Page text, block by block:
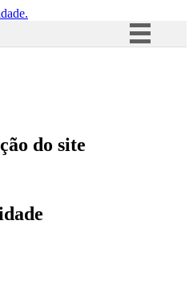
Acesso à informação
do site